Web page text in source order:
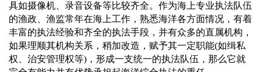
具如摄像机、录音设备等比较齐全。作为海上专业执法队伍
的渔政、渔监常年在海上工作，熟悉海洋各方面情况，有着
丰富的执法经验和齐全的执法手段，并有众多的直属机构，
如果理顺其机构关系，稍加改造，赋予其一定职能(如缉私
权、治安管理权等) ，形成一支统一的执法队伍，那么它就